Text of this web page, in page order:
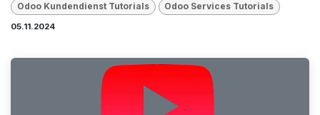
Odoo Kundendienst Tutorials Odoo Services Tutorials
05.11.2024